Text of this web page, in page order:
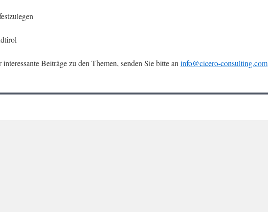
Beiträge zu den Themen, senden Sie bitte an info@cicero-consulting.com